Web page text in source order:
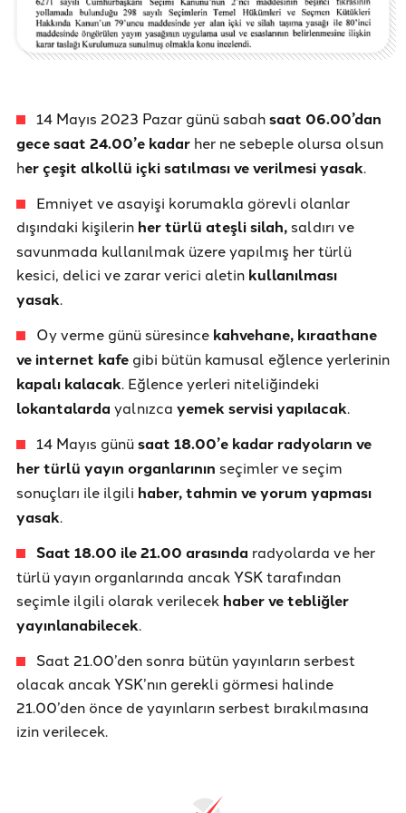
14 Mayıs 2023 Pazar günü sabahsaat 06.00’dan
gece saat 24.00’e kadar her ne sebeple olursa olsun
her çeşit alkollü içki satılması ve verilmesi yasak.
Emniyet ve asayişi korumakla görevli olanlar
dışındaki kişilerin her türlü ateşli silah,saldırı ve
savunmada kullanılmak üzere yapılmış her türlü
kesici, delici ve zarar verici aletin kullanılması
yasak.
Oy verme günü süresince kahvehane, kıraathane
ve internet kafe gibi bütün kamusal eğlence yerlerinin
kapalı kalacak. Eğlence yerleri niteliğindeki
lokantalarda yalnızca yemek servisi yapılacak.
14 Mayıs günüsaat 18.00’e kadar radyoların ve
her türlü yayın organlarının seçimler ve seçim
sonuçları ile ilgili haber, tahmin ve yorum yapması
yasak.
Saat 18.00 ile 21.00 arasında radyolarda ve her
türlü yayın organlarında ancak YSK tarafından
seçimle ilgili olarak verilecek haber ve tebliğler
yayınlanabilecek.
Saat 21.00’den sonra bütün yayınların serbest
olacak ancak YSK’nın gerekli görmesi halinde
21.00’den önce de yayınların serbest bırakılmasına
izin verilecek.